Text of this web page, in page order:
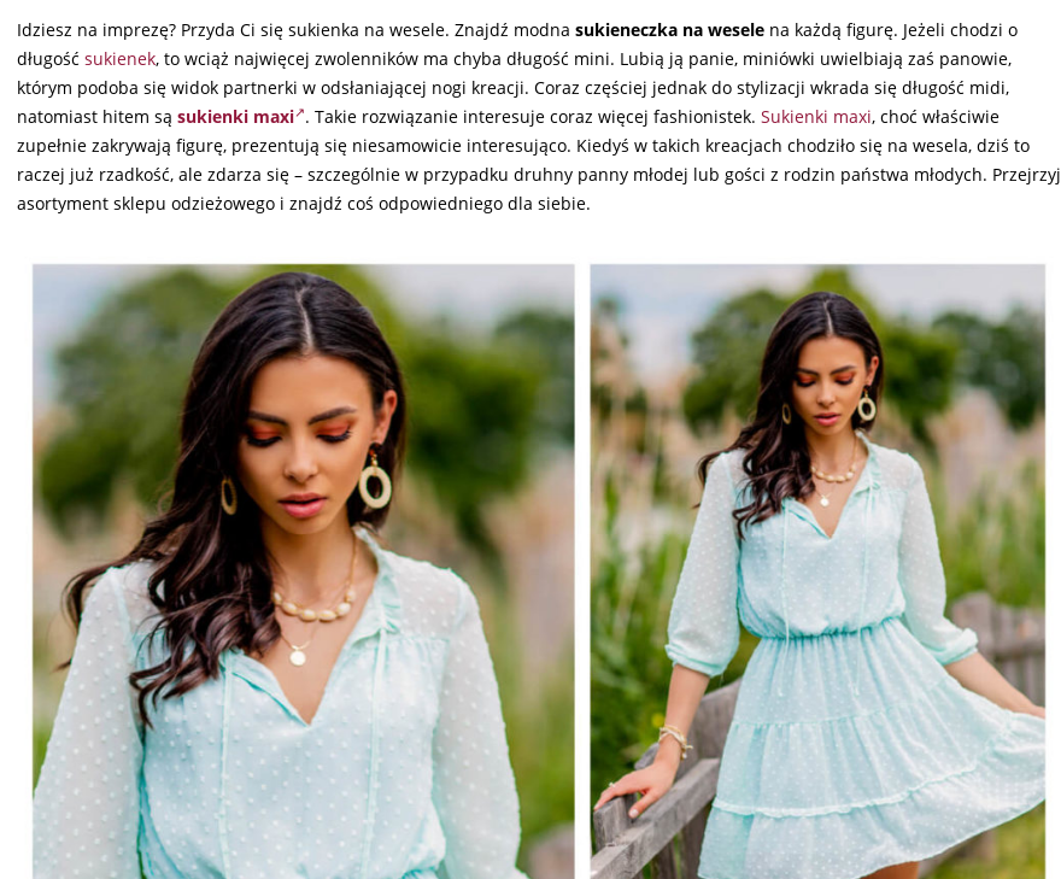
Idziesz na imprezę? Przyda Ci się sukienka na wesele. Znajdź modna sukieneczka na wesele na każdą figurę. Jeżeli chodzi o
długość sukienek, to wciąż najwięcej zwolenników ma chyba długość mini. Lubią ją panie, miniówki uwielbiają zaś panowie,
którym podoba się widok partnerki w odsłaniającej nogi kreacji. Coraz częściej jednak do stylizacji wkrada się długość midi,
natomiast hitem są sukienki maxi . Takie rozwiązanie interesuje coraz więcej fashionistek. Sukienki maxi, choć właściwie
zupełnie zakrywają figurę, prezentują się niesamowicie interesująco. Kiedyś w takich kreacjach chodziło się na wesela, dziś to
raczej już rzadkość, ale zdarza się – szczególnie w przypadku druhny panny młodej lub gości z rodzin państwa młodych. Przejrzyj
asortyment sklepu odzieżowego i znajdź coś odpowiedniego dla siebie.